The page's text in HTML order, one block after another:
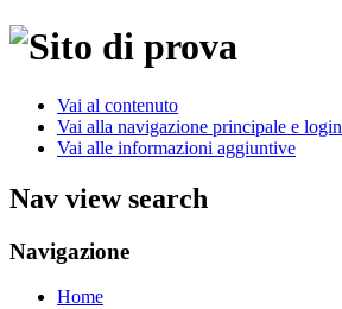
Vai al contenuto
Vai alla navigazione principale e login
Vai alle informazioni aggiuntive
Nav view search
Navigazione
Home